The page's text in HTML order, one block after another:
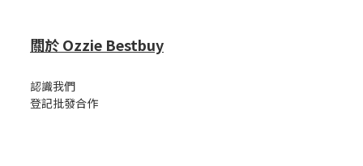
關於 Ozzie Bestbuy
認識我們
登記批發合作